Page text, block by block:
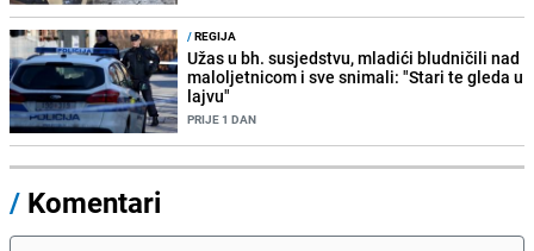
/REGIJA
Užas u bh. susjedstvu, mladići bludničili nad
maloljetnicom i sve snimali: "Stari te gleda u
lajvu"
PRIJE 1 DAN
/ Komentari